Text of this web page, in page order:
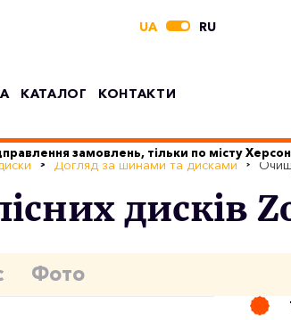
UA RU
КАТАЛОГ КОНТАКТИ
замовлень, тільки по місту
Догляд за шинами та дисками
дисків
Фото